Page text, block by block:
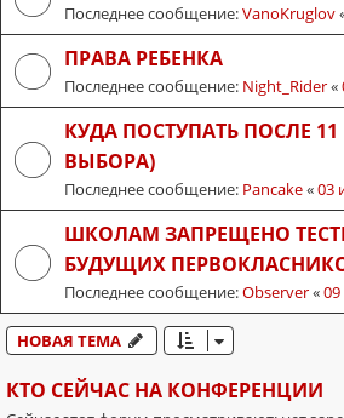
Последнее сообщение:VanoKruglov
ПРАВА РЕБЕНКА
Последнее сообщение: Night_Rider«
КУДА ПОСТУПАТЬ ПОСЛЕ
ВЫБОРА)
Последнее сообщение: Pancake«03
ШКОЛАМ ЗАПРЕЩЕНО
БУДУЩИХ
Последнее сообщение:Observer«
НОВАЯ ТЕМА
КТО СЕЙЧАС НА КОНФЕРЕНЦИИ